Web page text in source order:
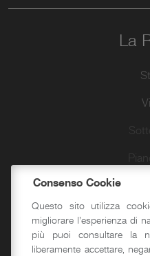
La
Piano
Consenso Cookie
Questo sito utilizza
migliorare l'esperienza di
più puoi consultare la
liberamente accettare,